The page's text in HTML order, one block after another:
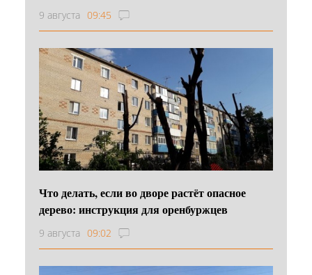
9 августа 09:45
Что делать, если во дворе растёт опасное
дерево: инструкция для оренбуржцев
9 августа 09:02